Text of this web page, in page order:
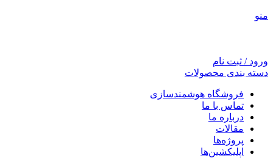
منو
ورود / ثبت نام
دسته بندی محصولات
فروشگاه هوشمندسازی
تماس با ما
درباره ما
مقالات
پروژه‌ها
اپلیکشین‌ها